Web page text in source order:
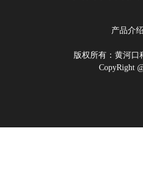
产品介
版权所有：黄河
CopyRight